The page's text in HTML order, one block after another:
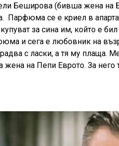
Беширова (бивша жена на
Парфюма се е криел в
за сина им, който е
и сега е любовник на
с ласки, а тя му плаща.
на Пепи Еврото. За него